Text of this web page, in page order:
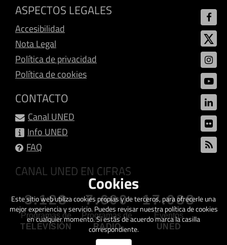
ASPECTOS LEGALES
Accesibilidad
Nota Legal
Política de privacidad
Política de cookies
CONTACTO
Canal UNED
Info UNED
FAQ
CANAL UNED EN CIFRAS
3.128
Programas de
TELEVISIÓN
7.600
Programas de
RADIO
17.088
Eventos
UNED
Cookies
Este sitio web utiliza cookies propias y de terceros, para ofrecerle una
mejor experiencia y servicio. Puedes revisar nuestra política de cookies
en cualquier momento. Si estás de acuerdo marca la casilla
correspondiente.